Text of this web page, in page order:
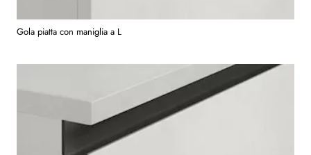
Gola piatta con maniglia a L